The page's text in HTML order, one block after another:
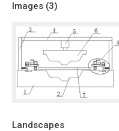
Images (3)
Landscapes